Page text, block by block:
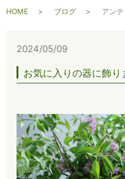
HOME ブログ アン
2024/05/09
お気に入りの器に飾り